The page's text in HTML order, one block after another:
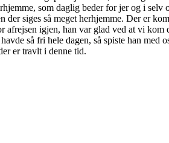
som daglig beder for jer og i
siges så meget herhjemme. Der er
igjen, han var glad ved at vi
så fri hele dagen, så spiste han
er travlt i denne tid.